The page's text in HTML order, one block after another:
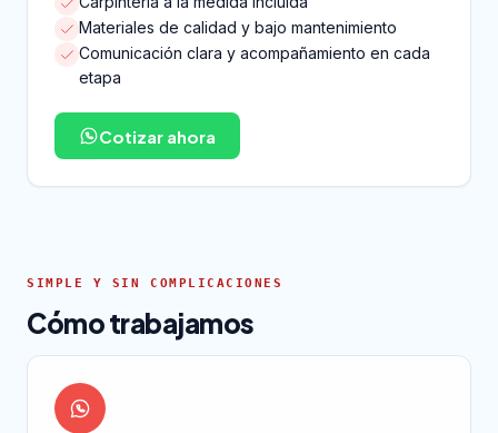
Materiales de calidad y bajo mantenimiento
Comunicación clara y acompañamiento en cada
etapa
Cotizar ahora
SIMPLE Y SIN COMPLICACIONES
Cómo trabajamos